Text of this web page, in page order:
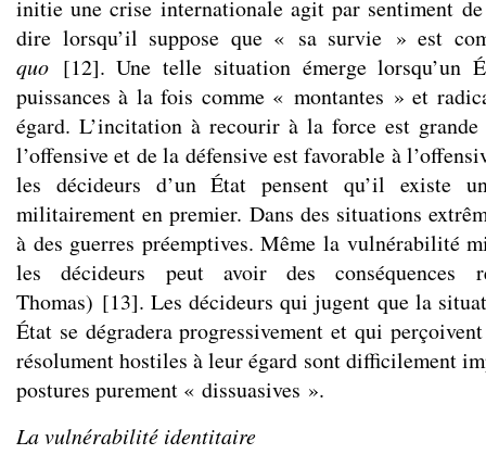
initie une crise internationale agit par sentiment
dire lorsqu’il suppose que « sa survie » est
quo [12]. Une telle situation émerge lorsqu’un
puissances à la fois comme « montantes » et
égard. L’incitation à recourir à la force est
l’offensive et de la défensive est favorable à
les décideurs d’un État pensent qu’il existe
militairement en premier. Dans des situations
à des guerres préemptives. Même la vulnérabilité
les décideurs peut avoir des conséquences
Thomas) [13]. Les décideurs qui jugent que la
État se dégradera progressivement et qui
résolument hostiles à leur égard sont difficilement
postures purement « dissuasives ».
La vulnérabilité identitaire